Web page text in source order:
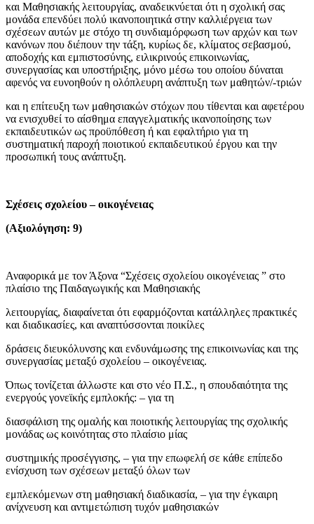
και Μαθησιακής λειτουργίας, αναδεικνύεται ότι η σχολική σας
μονάδα επενδύει πολύ ικανοποιητικά στην καλλιέργεια των
σχέσεων αυτών με στόχο τη συνδιαμόρφωση των αρχών και των
κανόνων που διέπουν την τάξη, κυρίως δε, κλίματος σεβασμού,
αποδοχής και εμπιστοσύνης, ειλικρινούς επικοινωνίας,
συνεργασίας και υποστήριξης, μόνο μέσω του οποίου δύναται
αφενός να ευνοηθούν η ολόπλευρη ανάπτυξη των μαθητών/-τριών
και η επίτευξη των μαθησιακών στόχων που τίθενται και αφετέρου
να ενισχυθεί το αίσθημα επαγγελματικής ικανοποίησης των
εκπαιδευτικών ως προϋπόθεση ή και εφαλτήριο για τη
συστηματική παροχή ποιοτικού εκπαιδευτικού έργου και την
προσωπική τους ανάπτυξη.
Σχέσεις σχολείου – οικογένειας
(Αξιολόγηση: 9)
Αναφορικά με τον Άξονα “Σχέσεις σχολείου οικογένειας ” στο
πλαίσιο της Παιδαγωγικής και Μαθησιακής
λειτουργίας, διαφαίνεται ότι εφαρμόζονται κατάλληλες πρακτικές
και διαδικασίες, και αναπτύσσονται ποικίλες
δράσεις διευκόλυνσης και ενδυνάμωσης της επικοινωνίας και της
συνεργασίας μεταξύ σχολείου – οικογένειας.
Όπως τονίζεται άλλωστε και στο νέο Π.Σ., η σπουδαιότητα της
ενεργούς γονεϊκής εμπλοκής: – για τη
διασφάλιση της ομαλής και ποιοτικής λειτουργίας της σχολικής
μονάδας ως κοινότητας στο πλαίσιο μίας
συστημικής προσέγγισης, – για την επωφελή σε κάθε επίπεδο
ενίσχυση των σχέσεων μεταξύ όλων των
εμπλεκόμενων στη μαθησιακή διαδικασία, – για την έγκαιρη
ανίχνευση και αντιμετώπιση τυχόν μαθησιακών